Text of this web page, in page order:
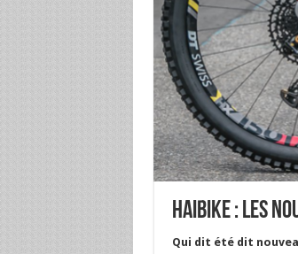
Haibike : les
Qui dit été dit